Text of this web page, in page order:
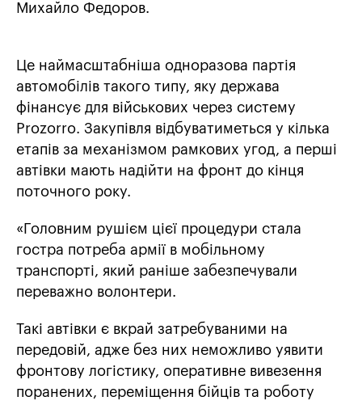
Михайло Федоров.
Це наймасштабніша одноразова партія
автомобілів такого типу, яку держава
фінансує для військових через систему
Prozorro. Закупівля відбуватиметься у кілька
етапів за механізмом рамкових угод, а перші
автівки мають надійти на фронт до кінця
поточного року.
«Головним рушієм цієї процедури стала
гостра потреба армії в мобільному
транспорті, який раніше забезпечували
переважно волонтери.
Такі автівки є вкрай затребуваними на
передовій, адже без них неможливо уявити
фронтову логістику, оперативне вивезення
поранених, переміщення бійців та роботу